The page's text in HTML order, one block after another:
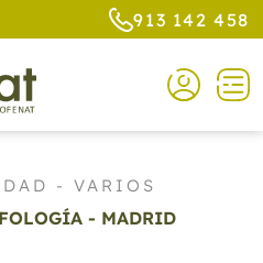
913 142 458
- VARIOS
- MADRID